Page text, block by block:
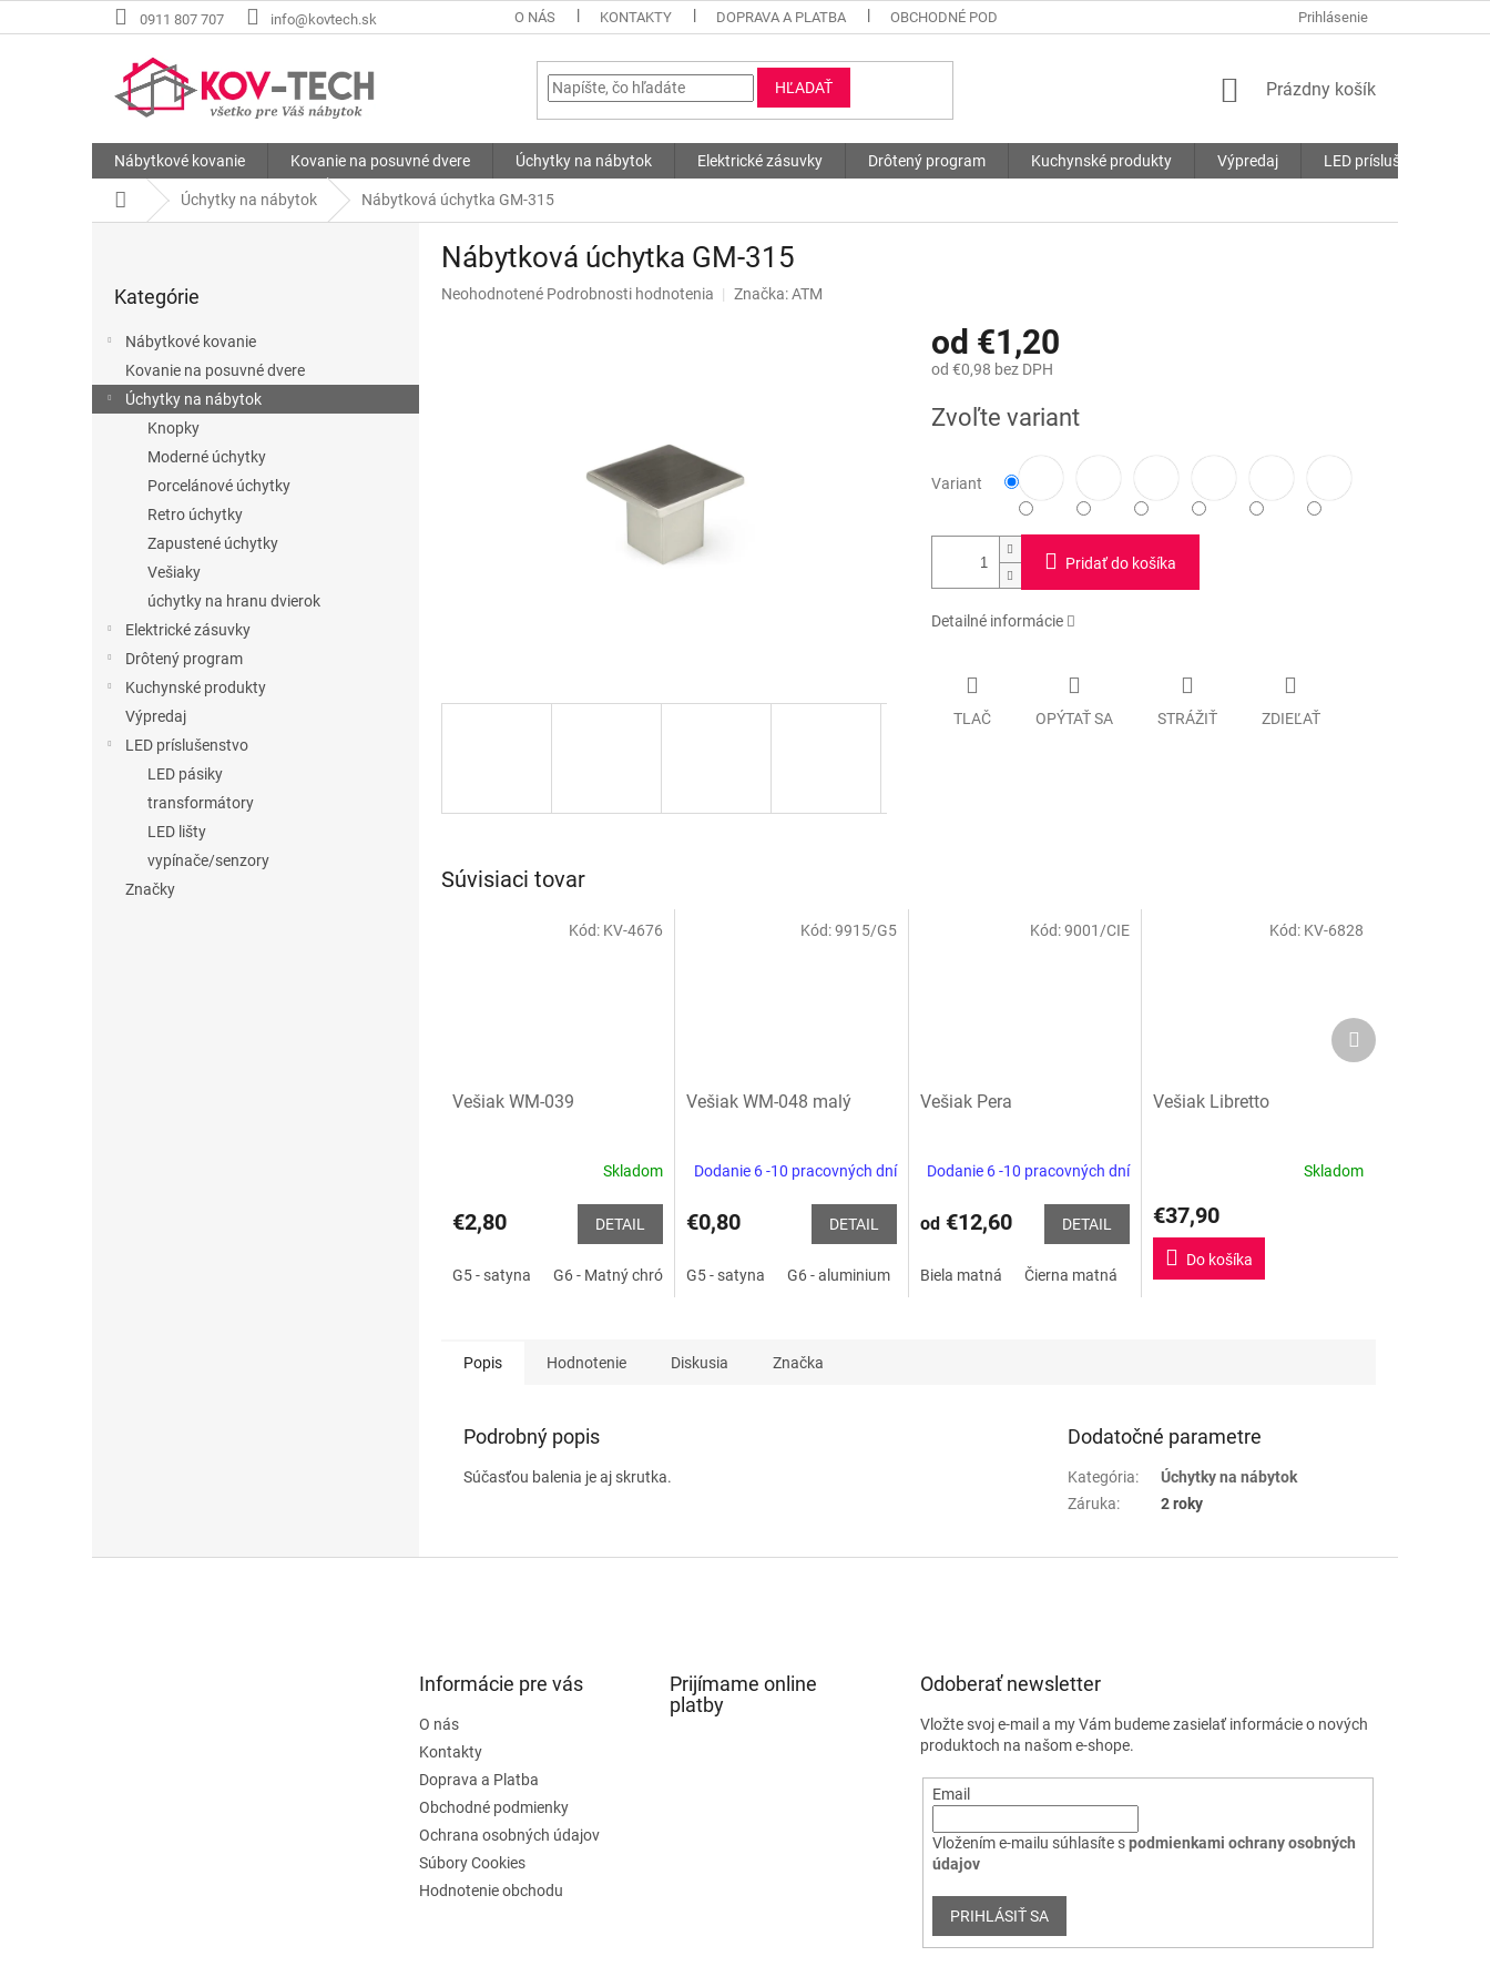
na
0911 807 707 info@kovtech.sk O NÁS KONTAKTY DOPRAVA A PLATBA OBCHODNÉ PODMIENKY SÚBORY COOKIES
Prihlásenie
HĽADAŤ
NÁKUPNÝ
Prázdny košík
Nábytkové kovanie Kovanie na posuvné dvere Úchytky na nábytok Elektrické zásuvky Drôtený program Kuchynské produkty Výpredaj LED príslušenstvo
DomovÚchytky na nábytok Nábytková úchytka GM-315
a
kategórie
Kategórie
Nábytkové kovanie
Kovanie na posuvné dvere
Úchytky na nábytok
Knopky
Moderné úchytky
Porcelánové úchytky
Retro úchytky
Zapustené úchytky
Vešiaky
úchytky na hranu dvierok
Elektrické zásuvky
Drôtený program
Kuchynské produkty
Výpredaj
LED príslušenstvo
LED pásiky
transformátory
LED lišty
vypínače/senzory
Značky
Nábytková úchytka GM-315
Priemerné
Neohodnotené Podrobnosti hodnotenia Značka:ATM
od €1,20
od €0,98 bez DPH
cena:
Zvoľte variant
Variant
Pridať do košíka
Detailné informácie
TLAČ OPÝTAŤ SA STRÁŽIŤ ZDIEĽAŤ
Súvisiaci tovar
Vešiak WM-039
Skladom
€2,80 DETAIL
G5 - satyna G6 - Matný chróm G8 - INOX P2 - čierna matná G37 - zlatá matná G3 - zlatá lesklá
Kód: KV-4676
Vešiak WM-048 malý
Dodanie 6 -10 pracovných dní
€0,80 DETAIL
G5 - satyna G6 - aluminium G8 - INOX G49 - staré striebro
Kód:9915/G5
Vešiak Pera
Dodanie 6 -10 pracovných dní
od€12,60 DETAIL
Biela matná Čierna matná
Kód:9001/CIE
Vešiak Libretto
Skladom
€37,90
Do košíka
Kód: KV-6828
Ďalší
produkt
Popis Hodnotenie Diskusia Značka
Podrobný popis
Súčasťou balenia je aj skrutka.
Dodatočné parametre
Kategória:
Úchytky na nábytok
Záruka: 2 roky
Informácie pre vás
O nás
Kontakty
Doprava a Platba
Obchodné podmienky
Ochrana osobných údajov
Súbory Cookies
Hodnotenie obchodu
Prijímame online
platby
Odoberať newsletter
Vložte svoj e-mail a my Vám budeme zasielať informácie o nových
produktoch na našom e-shope.
Email
Vložením e-mailu súhlasíte spodmienkami ochrany osobných
údajov
PRIHLÁSIŤ SA